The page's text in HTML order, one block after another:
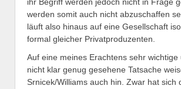
ihr Begriff werden jedoch nicht in Frage
werden somit auch nicht abzuschaffen
läuft also hinaus auf eine Gesellschaft
formal gleicher Privatproduzenten.
Auf eine meines Erachtens sehr wichtige
nicht klar genug gesehene Tatsache
Srnicek/Williams auch hin. Zwar hat sich